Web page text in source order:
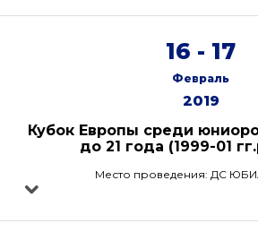
16 - 17
Февраль
2019
Кубок Европы среди
до 21 года (1999-01
Место проведения: ДС